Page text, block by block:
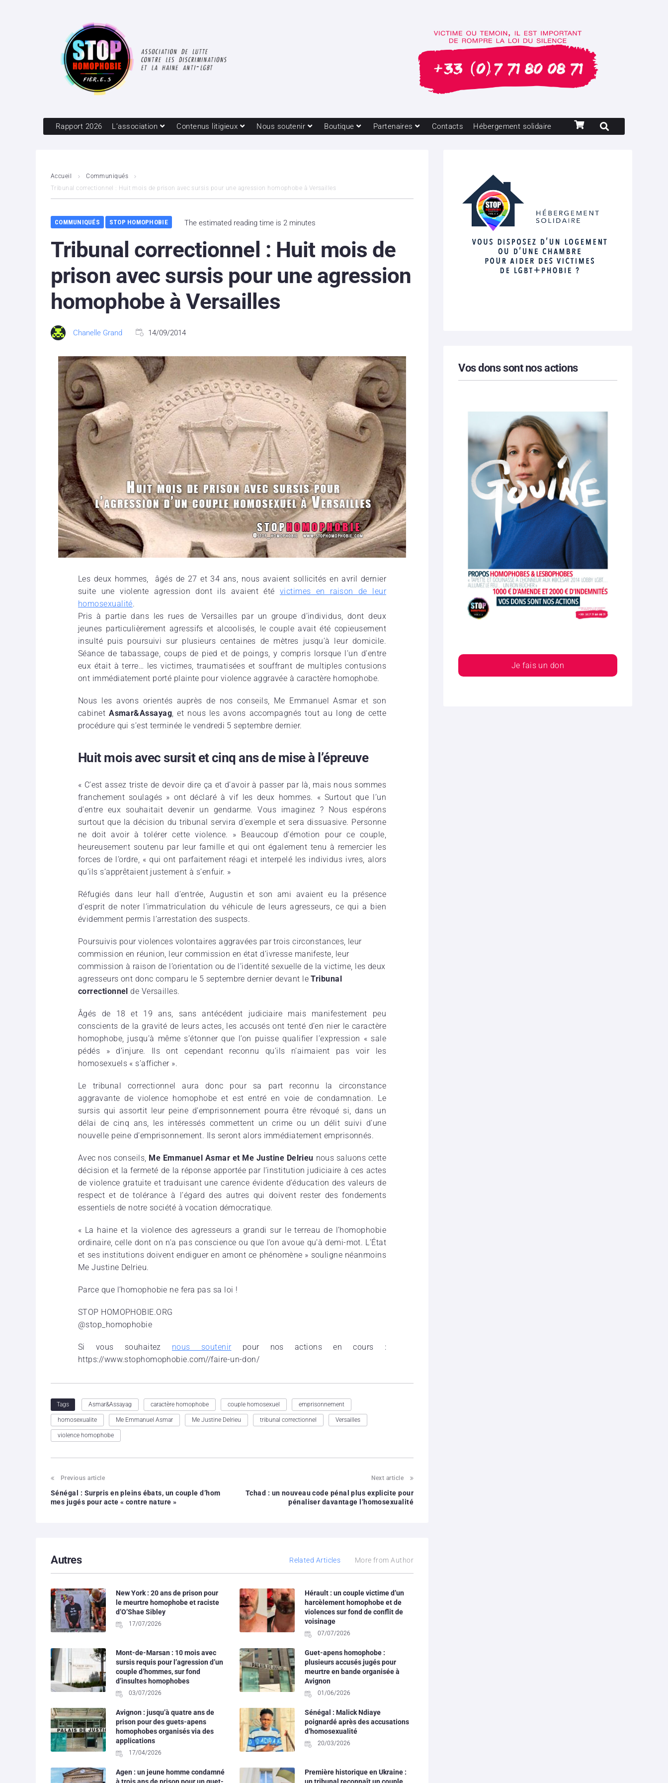
Rapport 2026 L’association Contenus litigieux Nous soutenir Boutique Partenaires Contacts Hébergement solidaire
Accueil
Communiqués
Tribunal correctionnel : Huit mois de prison avec sursis pour une agression homophobe à Versailles
COMMUNIQUÉS STOP HOMOPHOBIE The estimated reading time is 2 minutes
Tribunal correctionnel : Huit mois de
prison avec sursis pour une agression
homophobe à Versailles
Chanelle Grand 14/09/2014
Les deux hommes, âgés de 27 et 34 ans, nous avaient sollicités en avril dernier
suite une violente agression dont ils avaient étévictimes en raison de leur
homosexualité.
Pris à partie dans les rues de Versailles par un groupe d’individus, dont deux
jeunes particulièrement agressifs et alcoolisés, le couple avait été copieusement
insulté puis poursuivi sur plusieurs centaines de mètres jusqu’à leur domicile.
Séance de tabassage, coups de pied et de poings, y compris lorsque l’un d’entre
eux était à terre… les victimes, traumatisées et souffrant de multiples contusions
ont immédiatement porté plainte pour violence aggravée à caractère homophobe.
Nous les avons orientés auprès de nos conseils, Me Emmanuel Asmar et son
cabinetAsmar&Assayag, et nous les avons accompagnés tout au long de cette
procédure qui s’est terminée le vendredi 5 septembre dernier.
Huit mois avec sursit et cinq ans de mise à l’épreuve
« C’est assez triste de devoir dire ça et d’avoir à passer par là, mais nous sommes
franchement soulagés » ont déclaré à vif les deux hommes. « Surtout que l’un
d’entre eux souhaitait devenir un gendarme. Vous imaginez ? Nous espérons
surtout que la décision du tribunal servira d’exemple et sera dissuasive. Personne
ne doit avoir à tolérer cette violence. » Beaucoup d’émotion pour ce couple,
heureusement soutenu par leur famille et qui ont également tenu à remercier les
forces de l’ordre, « qui ont parfaitement réagi et interpelé les individus ivres, alors
qu’ils s’apprêtaient justement à s’enfuir. »
Réfugiés dans leur hall d’entrée, Augustin et son ami avaient eu la présence
d’esprit de noter l’immatriculation du véhicule de leurs agresseurs, ce qui a bien
évidemment permis l’arrestation des suspects.
Poursuivis pour violences volontaires aggravées par trois circonstances, leur
commission en réunion, leur commission en état d’ivresse manifeste, leur
commission à raison de l’orientation ou de l’identité sexuelle de la victime, les deux
agresseurs ont donc comparu le 5 septembre dernier devant leTribunal
correctionnel de Versailles.
Âgés de 18 et 19 ans, sans antécédent judiciaire mais manifestement peu
conscients de la gravité de leurs actes, les accusés ont tenté d’en nier le caractère
homophobe, jusqu’à même s’étonner que l’on puisse qualifier l’expression « sale
pédés » d’injure. Ils ont cependant reconnu qu’ils n’aimaient pas voir les
homosexuels « s’afficher ».
Le tribunal correctionnel aura donc pour sa part reconnu la circonstance
aggravante de violence homophobe et est entré en voie de condamnation. Le
sursis qui assortit leur peine d’emprisonnement pourra être révoqué si, dans un
délai de cinq ans, les intéressés commettent un crime ou un délit suivi d’une
nouvelle peine d’emprisonnement. Ils seront alors immédiatement emprisonnés.
Avec nos conseils, Me Emmanuel Asmar et Me Justine Delrieu nous saluons cette
décision et la fermeté de la réponse apportée par l’institution judiciaire à ces actes
de violence gratuite et traduisant une carence évidente d’éducation des valeurs de
respect et de tolérance à l’égard des autres qui doivent rester des fondements
essentiels de notre société à vocation démocratique.
« La haine et la violence des agresseurs a grandi sur le terreau de l’homophobie
ordinaire, celle dont on n’a pas conscience ou que l’on avoue qu’à demi-mot. L’État
et ses institutions doivent endiguer en amont ce phénomène » souligne néanmoins
Me Justine Delrieu.
Parce que l’homophobie ne fera pas sa loi !
STOP HOMOPHOBIE.ORG
@stop_homophobie
Si vous souhaitez nous soutenirpour nos actions en cours :
https://www.stophomophobie.com//faire-un-don/
Tags Asmar&Assayag caractère homophobe couple homosexuel emprisonnement
homosexualite Me Emmanuel Asmar Me Justine Delrieu tribunal correctionnel Versailles
violence homophobe
Previous article
Sénégal : Surpris en pleins ébats, un couple d’hom
mes jugés pour acte « contre nature »
Next article
Tchad : un nouveau code pénal plus explicite pour
pénaliser davantage l’homosexualité
Autres Related Articles More from Author
New York : 20 ans de prison pour
le meurtre homophobe et raciste
d’O’Shae Sibley
17/07/2026
Hérault : un couple victime d’un
harcèlement homophobe et de
violences sur fond de conflit de
voisinage
07/07/2026
Mont-de-Marsan : 10 mois avec
sursis requis pour l’agression d’un
couple d’hommes, sur fond
d’insultes homophobes
03/07/2026
Guet-apens homophobe :
plusieurs accusés jugés pour
meurtre en bande organisée à
Avignon
01/06/2026
Avignon : jusqu’à quatre ans de
prison pour des guets-apens
homophobes organisés via des
applications
17/04/2026
Sénégal : Malick Ndiaye
poignardé après des accusations
d’homosexualité
20/03/2026
Agen : un jeune homme condamné
à trois ans de prison pour un guet-
Première historique en Ukraine :
un tribunal reconnaît un couple
Vos dons sont nos actions
Je fais un don